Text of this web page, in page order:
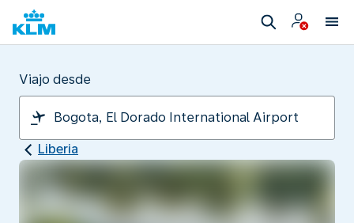
Viajo desde
Liberia